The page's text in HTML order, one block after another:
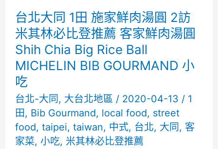
菜
2021
台
北
米
其
林
必
台北大同 1田 施家鮮肉湯圓 2訪
米其林必比登推薦 客家鮮肉湯圓
Shih Chia Big Rice Ball
MICHELIN BIB GOURMAND 小
吃
台北-大同 , 大台北地區 / 2020-04-13 / 1
田 , Bib Gourmand, local food, street
food, taipei, taiwan, 中式, 台北, 大同 , 客
家菜, 小吃, 米其林必比登推薦